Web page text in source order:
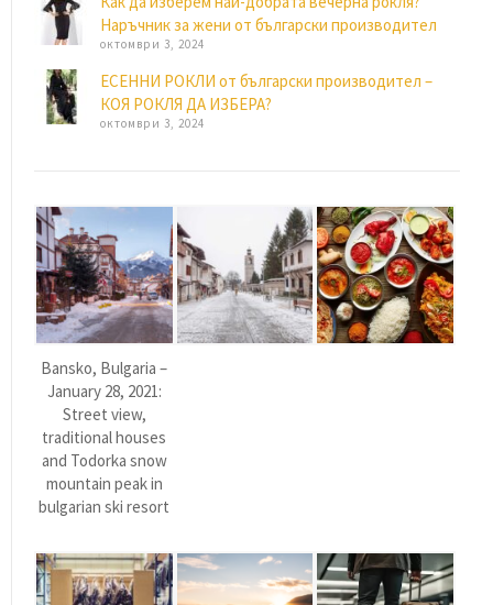
Наръчник за жени от български производител
октомври 3, 2024
ЕСЕННИ РОКЛИ от български производител –
КОЯ РОКЛЯ ДА ИЗБЕРА?
октомври 3, 2024
Bansko, Bulgaria –
January 28, 2021:
Street view,
traditional houses
and Todorka snow
mountain peak in
bulgarian ski resort